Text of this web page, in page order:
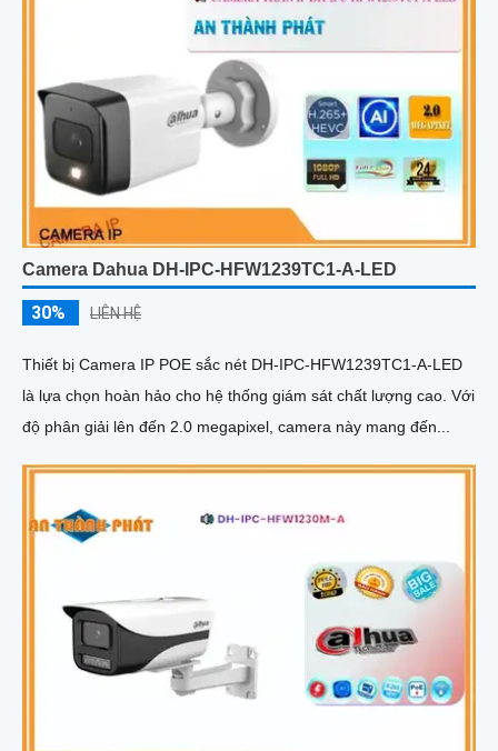
Camera Dahua DH-IPC-HFW1239TC1-A-LED
30% LIÊN HỆ
Thiết bị Camera IP POE sắc nét DH-IPC-HFW1239TC1-A-LED
là lựa chọn hoàn hảo cho hệ thống giám sát chất lượng cao. Với
độ phân giải lên đến 2.0 megapixel, camera này mang đến...